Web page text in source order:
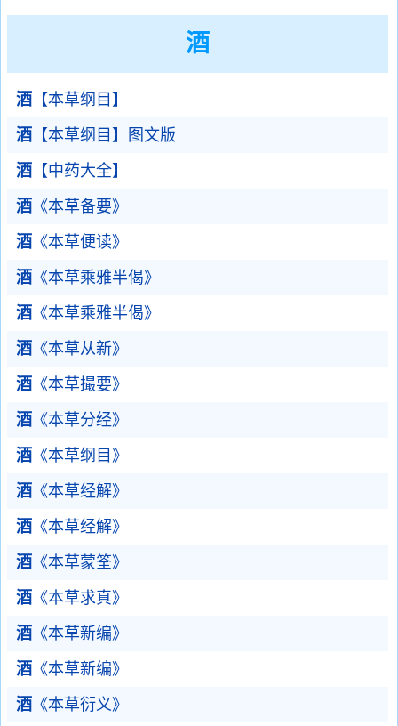
酒
酒 【本草纲目】
酒 【本草纲目】图文版
酒 【中药大全】
酒 《本草备要》
酒 《本草便读》
酒 《本草乘雅半偈》
酒 《本草乘雅半偈》
酒 《本草从新》
酒 《本草撮要》
酒 《本草分经》
酒 《本草纲目》
酒 《本草经解》
酒 《本草经解》
酒 《本草蒙筌》
酒 《本草求真》
酒 《本草新编》
酒 《本草新编》
酒 《本草衍义》